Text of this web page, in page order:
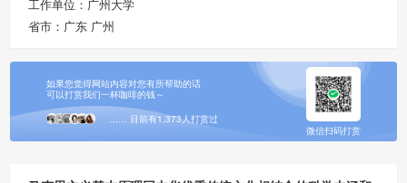
工作单位：广州大学
省市：广东 广州
如果您觉得网站内容对您有所帮助的话
可以打赏我们一杯咖啡的钱～
…… 目前有1,373人打赏过
微信扫码打赏